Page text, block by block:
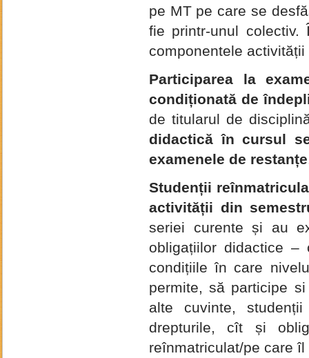
pe MT pe care se
fie printr-unul
componentele
Participarea la
condiționată de
de titularul de
didactică în cursul
examenele de restanțe
Studenții
activității din
seriei curente și au
obligațiilor didactice
condițiile în care
permite, să participe
alte cuvinte,
drepturile, cît și
reînmatriculat/pe care îl